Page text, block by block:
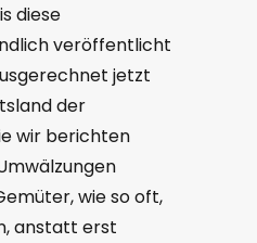
diese
veröffentlicht
jetzt
der
wir berichten
wie so oft,
anstatt erst